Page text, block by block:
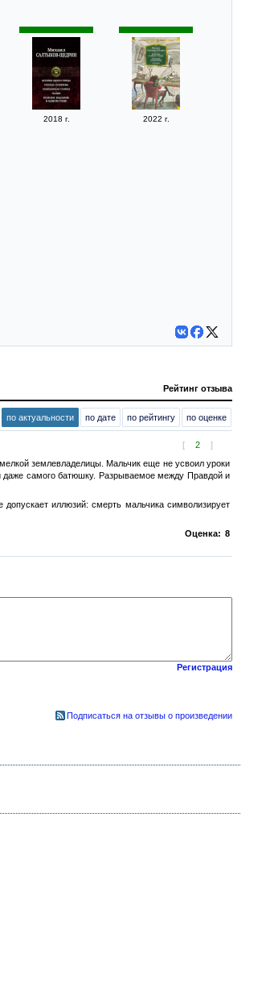
2018 г. 2022 г.
Рейтинг отзыва
по актуальности по дате по рейтингу по оценке
[ 2 ]
землевладелицы. Мальчик еще не усвоил уроки
даже самого батюшку. Разрываемое между Правдой и
иллюзий: смерть мальчика символизирует
Оценка: 8
Регистрация
Подписаться на отзывы о произведении